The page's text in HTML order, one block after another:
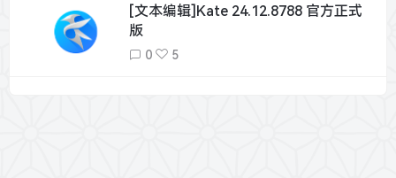
[文本编辑]Kate 24.12.8788 官方正式
版
0 5